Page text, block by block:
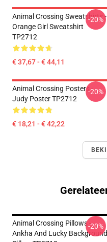
Animal Crossing Sweatshirts -
Orange Girl Sweatshirt
TP2712
€ 37,67 - € 44,11
-20%
Animal Crossing Posters -
Judy Poster TP2712
€ 18,21 - € 42,22
-20%
Animal Crossing Pillows -
Ankha And Lucky Background
-20%